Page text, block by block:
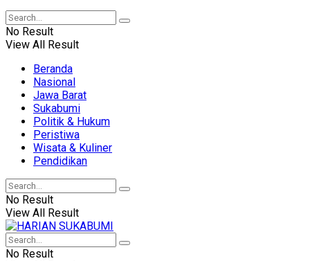
No Result
View All Result
Beranda
Nasional
Jawa Barat
Sukabumi
Politik & Hukum
Peristiwa
Wisata & Kuliner
Pendidikan
No Result
View All Result
No Result